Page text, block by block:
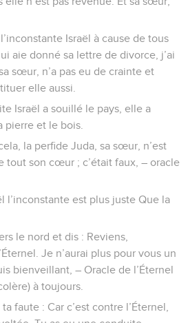
Israël à cause de tous
aie donné sa lettre de divorce, j’ai
sœur, n’a pas eu de crainte et
elle aussi.
Israël a souillé le pays, elle a
pierre et le bois.
la perfide Juda, sa sœur, n’est
tout son cœur ; c’était faux, – oracle
l’inconstante est plus juste Que la
le nord et dis : Reviens,
Je n’aurai plus pour vous un
bienveillant, – Oracle de l’Éternel
à toujours.
faute : Car c’est contre l’Éternel,